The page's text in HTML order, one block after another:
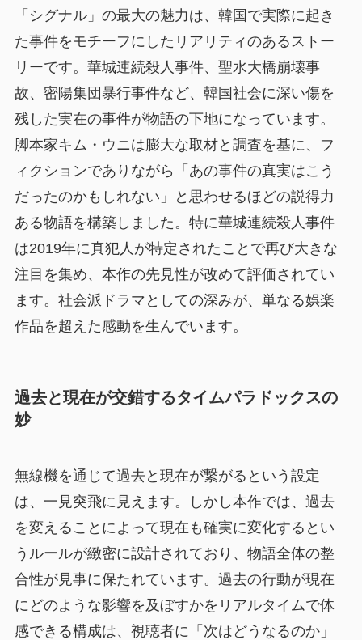
「シグナル」の最大の魅力は、韓国で実際に起き
た事件をモチーフにしたリアリティのあるストー
リーです。華城連続殺人事件、聖水大橋崩壊事
故、密陽集団暴行事件など、韓国社会に深い傷を
残した実在の事件が物語の下地になっています。
脚本家キム・ウニは膨大な取材と調査を基に、フ
ィクションでありながら「あの事件の真実はこう
だったのかもしれない」と思わせるほどの説得力
ある物語を構築しました。特に華城連続殺人事件
は2019年に真犯人が特定されたことで再び大きな
注目を集め、本作の先見性が改めて評価されてい
ます。社会派ドラマとしての深みが、単なる娯楽
作品を超えた感動を生んでいます。
過去と現在が交錯するタイムパラドックスの
妙
無線機を通じて過去と現在が繋がるという設定
は、一見突飛に見えます。しかし本作では、過去
を変えることによって現在も確実に変化するとい
うルールが緻密に設計されており、物語全体の整
合性が見事に保たれています。過去の行動が現在
にどのような影響を及ぼすかをリアルタイムで体
感できる構成は、視聴者に「次はどうなるのか」